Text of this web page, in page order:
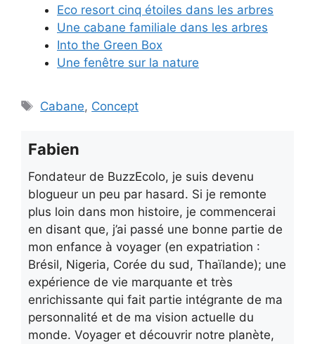
Eco resort cinq étoiles dans les arbres
Une cabane familiale dans les arbres
Into the Green Box
Une fenêtre sur la nature
Étiquettes
Cabane, Concept
Fabien
Fondateur de BuzzEcolo, je suis devenu
blogueur un peu par hasard. Si je remonte
plus loin dans mon histoire, je commencerai
en disant que, j’ai passé une bonne partie de
mon enfance à voyager (en expatriation :
Brésil, Nigeria, Corée du sud, Thaïlande); une
expérience de vie marquante et très
enrichissante qui fait partie intégrante de ma
personnalité et de ma vision actuelle du
monde. Voyager et découvrir notre planète,